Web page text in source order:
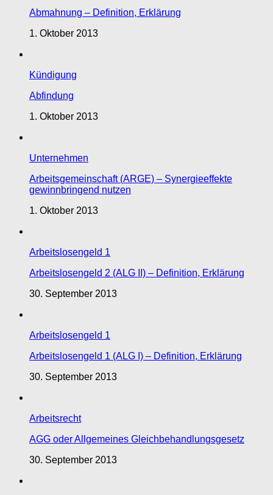
Abmahnung – Definition, Erklärung
1. Oktober 2013
Kündigung
Abfindung
1. Oktober 2013
Unternehmen
Arbeitsgemeinschaft (ARGE) – Synergieeffekte
gewinnbringend nutzen
1. Oktober 2013
Arbeitslosengeld 1
Arbeitslosengeld 2 (ALG II) – Definition, Erklärung
30. September 2013
Arbeitslosengeld 1
Arbeitslosengeld 1 (ALG I) – Definition, Erklärung
30. September 2013
Arbeitsrecht
AGG oder Allgemeines Gleichbehandlungsgesetz
30. September 2013